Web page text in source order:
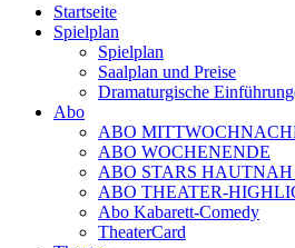
Startseite
Spielplan
Spielplan
Saalplan und Preise
Dramaturgische
Abo
ABO
ABO WOCHENENDE
ABO STARS
ABO THEATER-
Abo Kabarett-Comedy
TheaterCard